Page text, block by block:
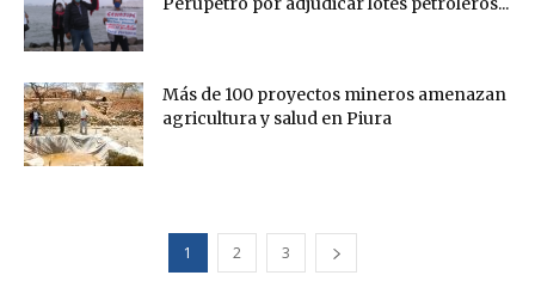
Más de 100 proyectos mineros amenazan
agricultura y salud en Piura
1 2 3